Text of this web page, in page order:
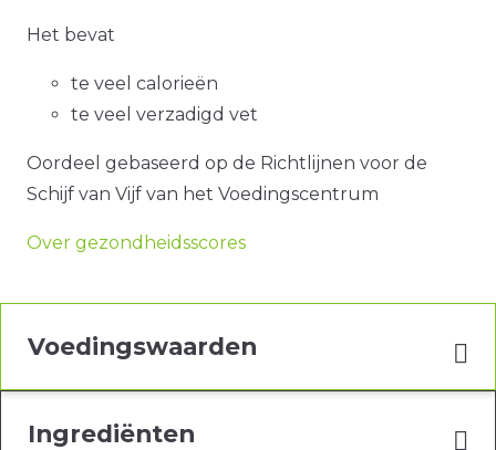
Het bevat
te veel calorieën
te veel verzadigd vet
Oordeel gebaseerd op de Richtlijnen voor de
Schijf van Vijf van het Voedingscentrum
Over gezondheidsscores
Voedingswaarden
Ingrediënten